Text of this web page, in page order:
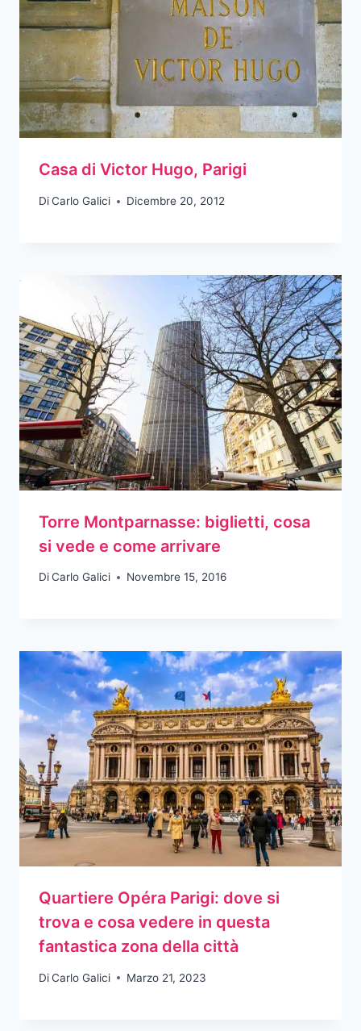
Casa di Victor Hugo, Parigi
DiCarlo Galici Dicembre 20, 2012
Torre Montparnasse: biglietti, cosa
si vede e come arrivare
DiCarlo Galici Novembre 15, 2016
Quartiere Opéra Parigi: dove si
trova e cosa vedere in questa
fantastica zona della città
DiCarlo Galici Marzo 21, 2023